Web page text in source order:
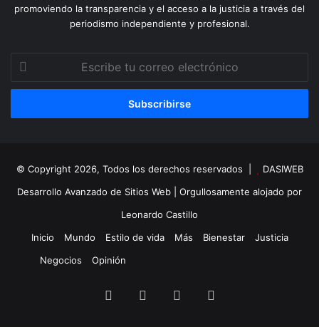
promoviendo la transparencia y el acceso a la justicia a través del
periodismo independiente y profesional.
correo
© Copyright 2026, Todos los derechos reservados |
DASIWEB
Desarrollo Avanzado de Sitios Web | Orgullosamente alojado por
Leonardo Castillo
Inicio
Mundo Estilo de vida Más Bienestar
Justicia
Negocios
Opinión
Facebook YouTube